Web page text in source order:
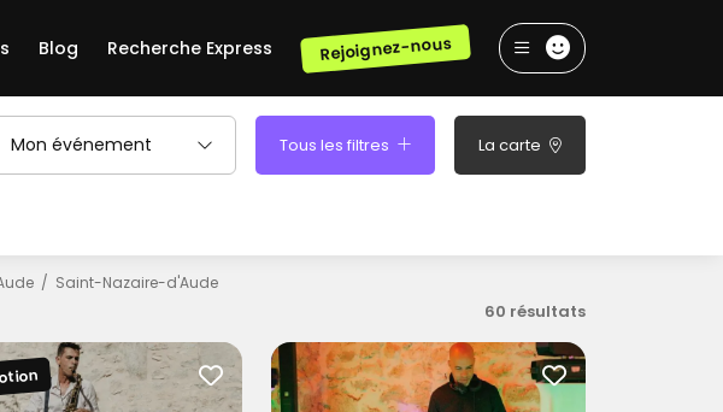
Blog Recherche Express Rejoignez-nous
Mon événement Tous les filtres La carte
Saint-Nazaire-d'Aude
60 résultats